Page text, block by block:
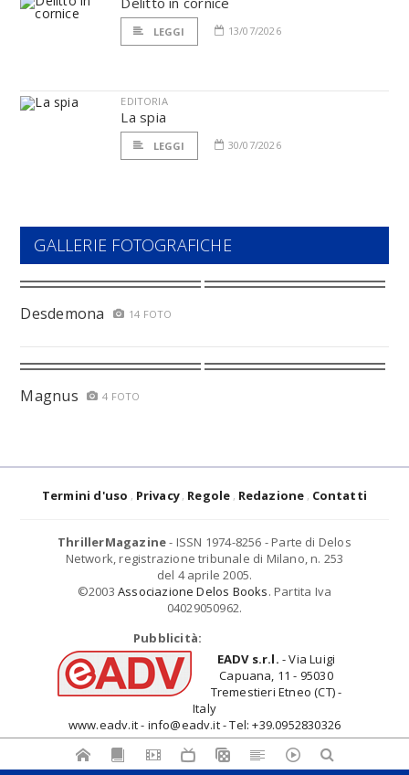
LEGGI 13/07/2026
EDITORIA
La spia
LEGGI 30/07/2026
GALLERIE FOTOGRAFICHE
Desdemona 14 FOTO
Magnus 4 FOTO
Termini d'uso Privacy Regole Redazione Contatti
ThrillerMagazine- ISSN 1974-8256 - Parte di Delos
Network, registrazione tribunale di Milano, n. 253
del 4 aprile 2005.
©2003 Associazione Delos Books. Partita Iva
04029050962.
Pubblicità:
EADV s.r.l. - Via Luigi
Capuana, 11 - 95030
Tremestieri Etneo (CT) -
Italy
www.eadv.it - info@eadv.it - Tel: +39.0952830326